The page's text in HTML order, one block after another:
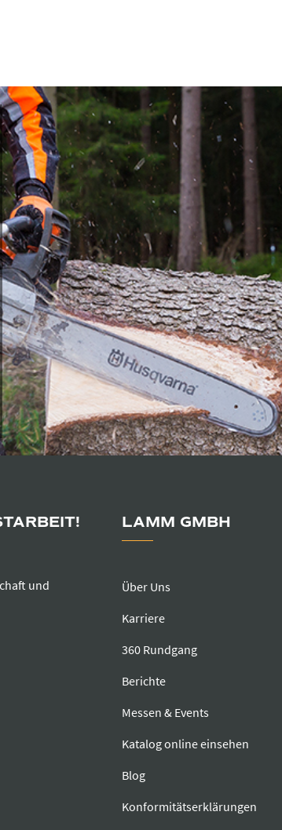
und
LAMM GMBH
Über Uns
Karriere
360 Rundgang
Berichte
Messen & Events
Katalog online einsehen
Blog
Konformitätserklärungen